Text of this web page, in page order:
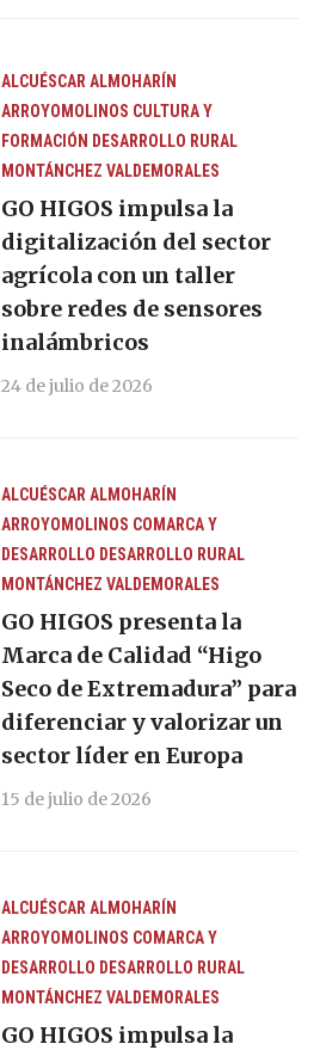
ALCUÉSCAR ALMOHARÍN
ARROYOMOLINOS CULTURA Y
FORMACIÓN DESARROLLO RURAL
MONTÁNCHEZ VALDEMORALES
GO HIGOS impulsa la
digitalización del sector
agrícola con un taller
sobre redes de sensores
inalámbricos
24 de julio de 2026
ALCUÉSCAR ALMOHARÍN
ARROYOMOLINOS COMARCA Y
DESARROLLO DESARROLLO RURAL
MONTÁNCHEZ VALDEMORALES
GO HIGOS presenta la
Marca de Calidad “Higo
Seco de Extremadura” para
diferenciar y valorizar un
sector líder en Europa
15 de julio de 2026
ALCUÉSCAR ALMOHARÍN
ARROYOMOLINOS COMARCA Y
DESARROLLO DESARROLLO RURAL
MONTÁNCHEZ VALDEMORALES
GO HIGOS impulsa la